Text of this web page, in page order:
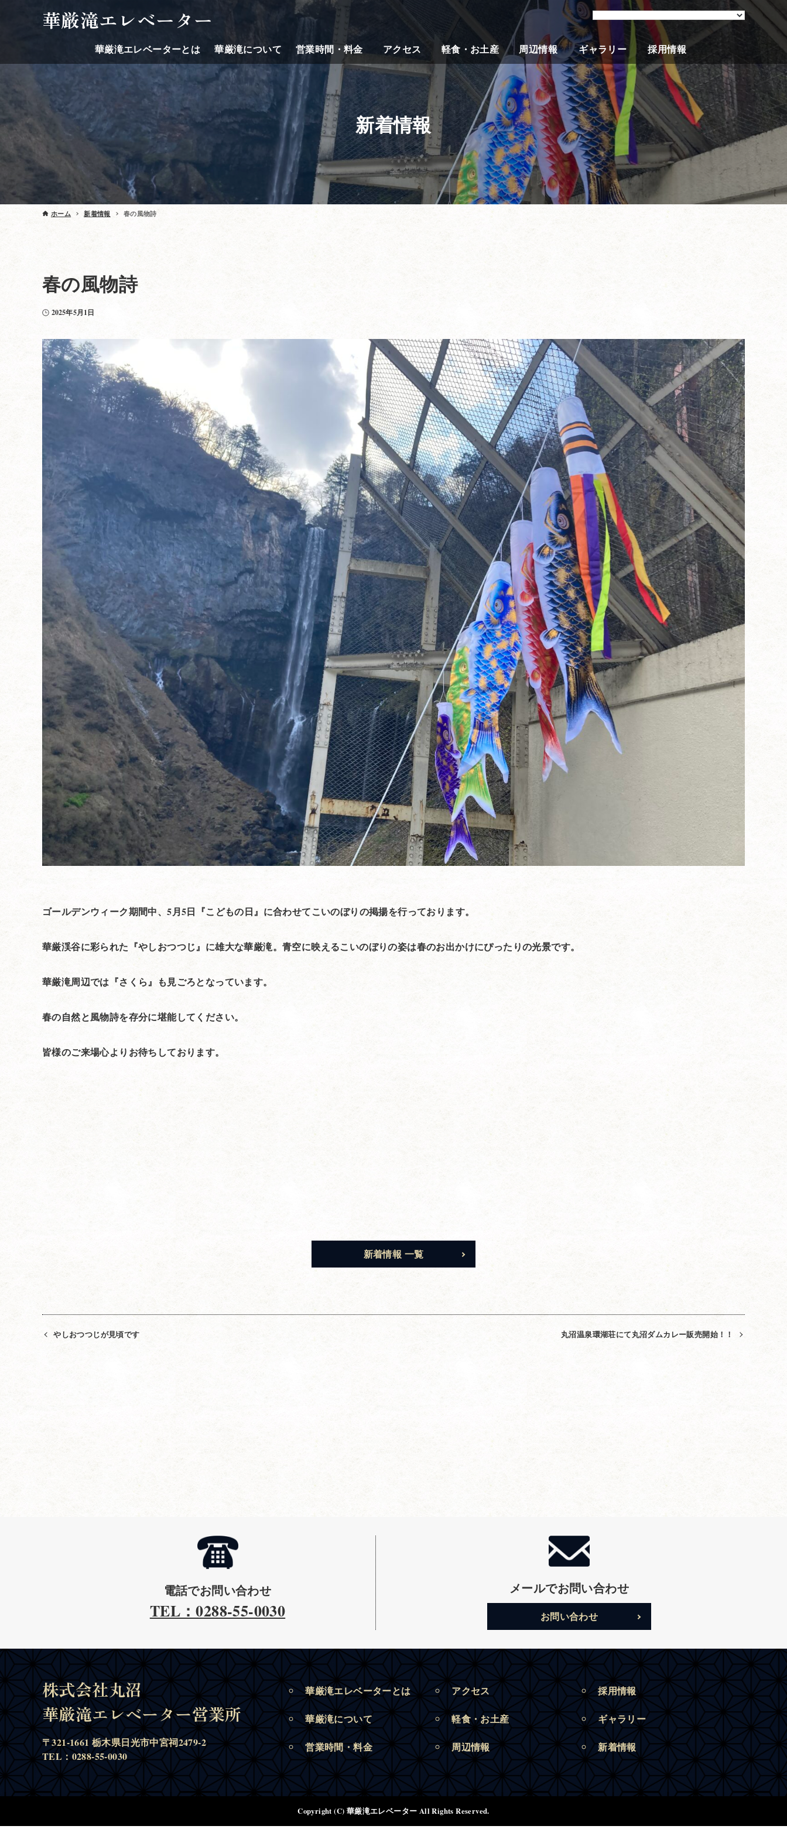
華厳滝エレベーター
華厳滝エレベーターとは 華厳滝について 営業時間・料金 アクセス 軽食・お土産 周辺情報 ギャラリー 採用情報
新着情報
ホーム 新着情報 春の風物詩
春の風物詩
2025年5月1日
ゴールデンウィーク期間中、5月5日『こどもの日』に合わせてこいのぼりの掲揚を行っております。
華厳渓谷に彩られた『やしおつつじ』に雄大な華厳滝。青空に映えるこいのぼりの姿は春のお出かけにぴったりの光景です。
華厳滝周辺では『さくら』も見ごろとなっています。
春の自然と風物詩を存分に堪能してください。
皆様のご来場心よりお待ちしております。
新着情報 一覧
やしおつつじが見頃です 丸沼温泉環湖荘にて丸沼ダムカレー販売開始！！
電話でお問い合わせ
TEL：0288-55-0030
メールでお問い合わせ
お問い合わせ
株式会社丸沼
華厳滝エレベーター営業所
〒321-1661 栃木県日光市中宮祠2479-2
TEL：0288-55-0030
華厳滝エレベーターとは アクセス 採用情報
華厳滝について 軽食・お土産 ギャラリー
営業時間・料金 周辺情報 新着情報
Copyright (C) 華厳滝エレベーター All Rights Reserved.